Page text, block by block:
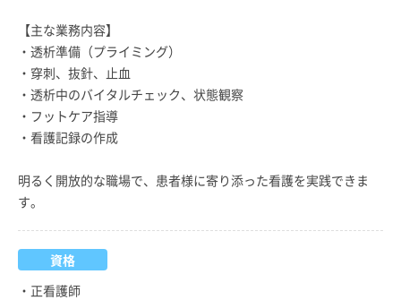
【主な業務内容】
・透析準備（プライミング）
・穿刺、抜針、止血
・透析中のバイタルチェック、状態観察
・フットケア指導
・看護記録の作成
明るく開放的な職場で、患者様に寄り添った看護を実践できま
す。
資格
・正看護師